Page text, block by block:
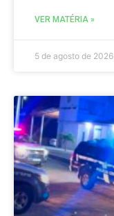
VER MATÉRIA »
5 de agosto de 2026